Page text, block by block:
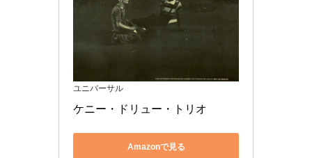
ユニバーサル
ケニー・ドリュー・トリオ
Amazonで見る